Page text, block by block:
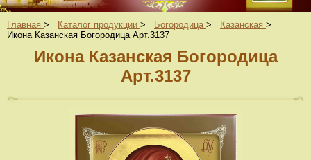
Главная > Каталог продукции > Богородица > Казанская >
Икона Казанская Богородица Арт.3137
Икона Казанская Богородица
Арт.3137